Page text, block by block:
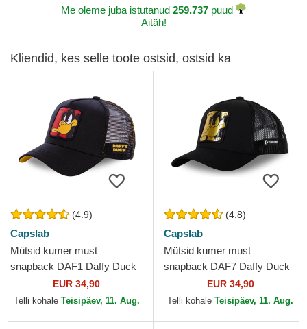
Me oleme juba istutanud 259.737 puud
Aitäh!
Kliendid, kes selle toote ostsid, ostsid ka
(4.9)
Capslab
Mütsid kumer must
snapback DAF1 Daffy Duck
Looney Tunes Capslab
EUR 34,90
Telli kohale Teisipäev, 11. Aug.
(4.8)
Capslab
Mütsid kumer must
snapback DAF7 Daffy Duck
Looney Tunes Capslab
EUR 34,90
Telli kohale Teisipäev, 11. Aug.